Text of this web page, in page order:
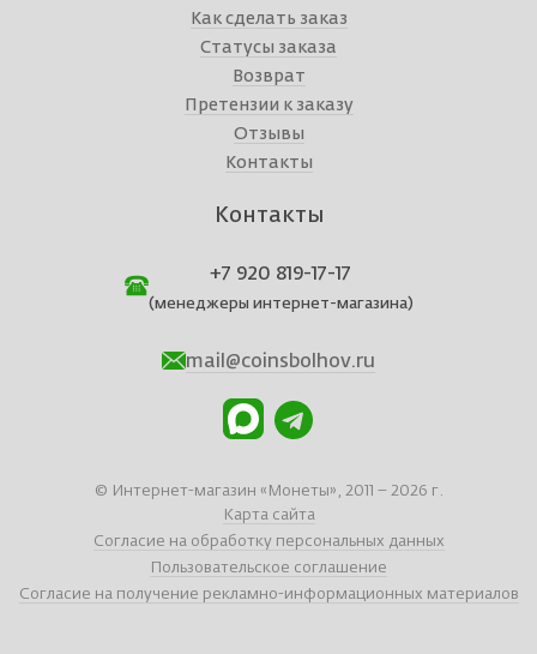
Как сделать заказ
Статусы заказа
Возврат
Претензии к заказу
Отзывы
Контакты
Контакты
+7 920 819-17-17
(менеджеры интернет-магазина)
mail@coinsbolhov.ru
© Интернет-магазин «Монеты», 2011 – 2026 г.
Карта сайта
Согласие на обработку персональных данных
Пользовательское соглашение
Согласие на получение рекламно-информационных материалов